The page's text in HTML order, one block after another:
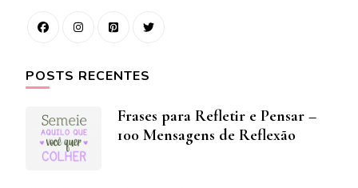
POSTS RECENTES
Frases para Refletir e Pensar –
100 Mensagens de Reflexão